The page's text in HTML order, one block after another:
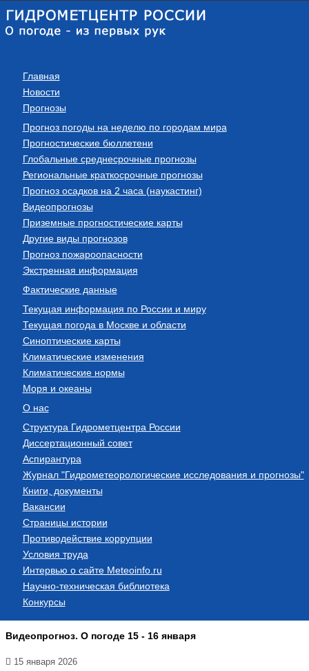
Главная
Новости
Прогнозы
Прогноз погоды на неделю по городам мира
Прогностические бюллетени
Глобальные среднесрочные прогнозы
Региональные краткосрочные прогнозы
Прогноз осадков на 2 часа (наукастинг)
Видеопрогнозы
Приземные прогностические карты
Другие виды прогнозов
Прогноз пожароопасности
Экстренная информация
Фактические данные
Текущая информация по России и миру
Текущая погода в Москве и области
Синоптические карты
Климатические изменения
Климатические нормы
Моря и океаны
О нас
Структура Гидрометцентра России
Диссертационный совет
Аспирантура
Журнал "Гидрометеорологические исследования и прогнозы"
Книги, документы
Вакансии
Страницы истории
Противодействие коррупции
Условия труда
Интервью о сайте Meteoinfo.ru
Научно-техническая библиотека
Конкурсы
Видеопрогноз. О погоде 15 - 16 января
15 января 2026